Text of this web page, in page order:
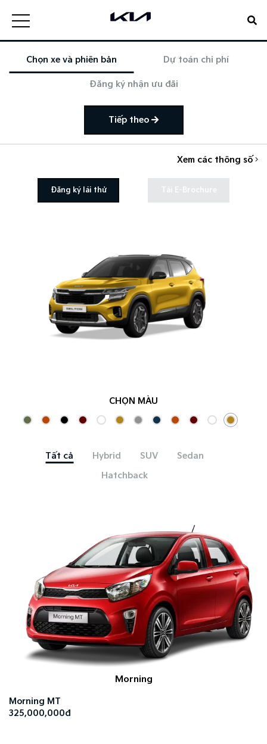
Chọn xe và phiên bản Dự toán chi phí
Đăng ký nhận ưu đãi
Tiếp theo
Xem các thông số
Đăng ký lái thử Tải E-Brochure
CHỌN MÀU
Tất cả Hybrid SUV
Sedan
Hatchback
Morning
Morning MT
325,000,000đ